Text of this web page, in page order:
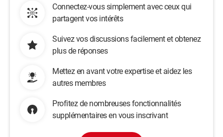
Connectez-vous simplement avec ceux qui
partagent vos intérêts
Suivez vos discussions facilement et obtenez
plus de réponses
Mettez en avant votre expertise et aidez les
autres membres
Profitez de nombreuses fonctionnalités
supplémentaires en vous inscrivant